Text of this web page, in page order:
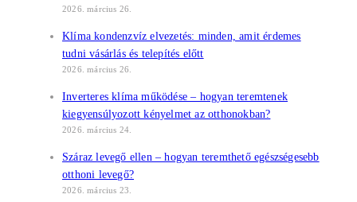
2026. március 26.
Klíma kondenzvíz elvezetés: minden, amit érdemes
tudni vásárlás és telepítés előtt
2026. március 26.
Inverteres klíma működése – hogyan teremtenek
kiegyensúlyozott kényelmet az otthonokban?
2026. március 24.
Száraz levegő ellen – hogyan teremthető egészségesebb
otthoni levegő?
2026. március 23.